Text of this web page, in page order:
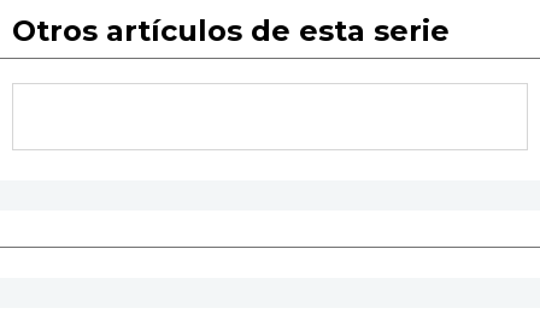
Otros artículos de esta serie